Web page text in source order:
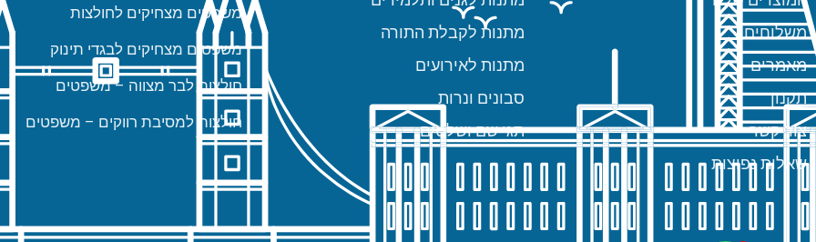
משלוחים
מאמרים
תקנון
צור קשר
שאלות נפוצות
מתנות לקבלת התורה
מתנות לאירועים
סבונים ונרות
תגי שם ושלטים
משפטים מצחיקים לחולצות
משפטים מצחיקים לבגדי תינוק
חולצות לבר מצווה – משפטים
חולצות למסיבת רווקים – משפטים